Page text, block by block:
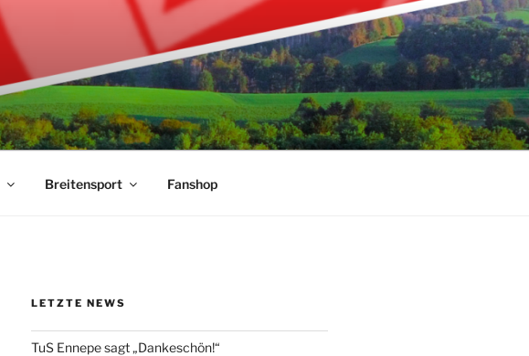
Breitensport Fanshop
LETZTE NEWS
TuS Ennepe sagt „Dankeschön!“